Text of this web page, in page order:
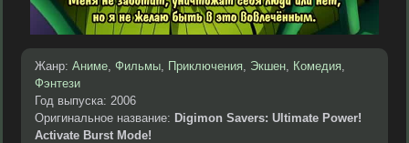
Жанр: Аниме, Фильмы, Приключения, Экшен, Комедия,
Фэнтези
Год выпуска: 2006
Оригинальное название: Digimon Savers: Ultimate Power!
Activate Burst Mode!